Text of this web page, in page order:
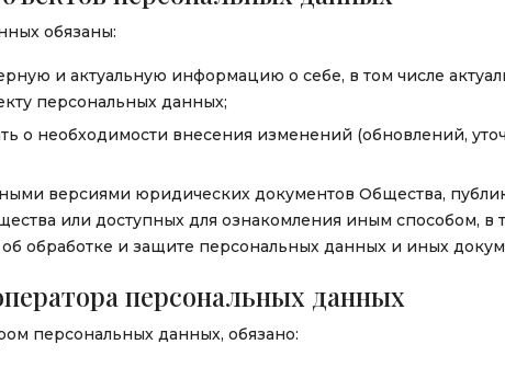
обязаны:
и актуальную информацию о себе, в том числе
персональных данных;
о необходимости внесения изменений (обновлений,
версиями юридических документов Общества,
или доступных для ознакомления иным способом, в
обработке и защите персональных данных и иных
персональных данных
персональных данных, обязано: